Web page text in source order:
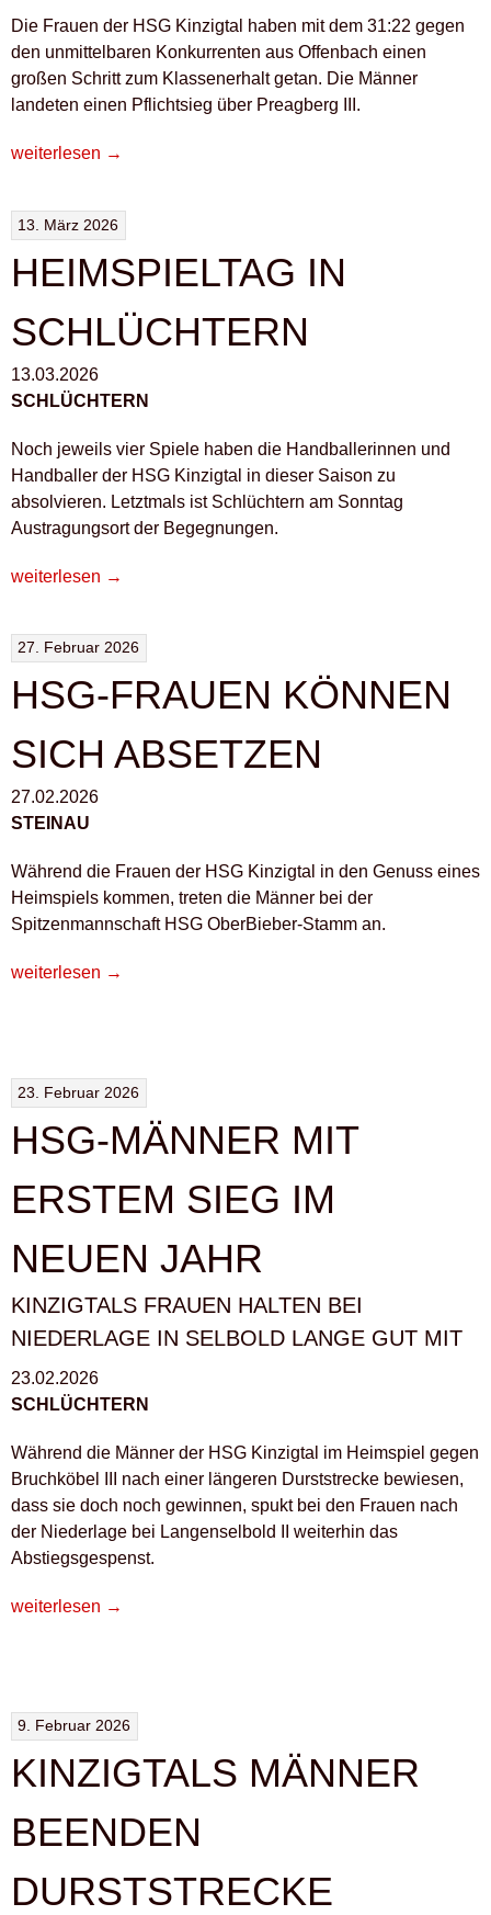
Die Frauen der HSG Kinzigtal haben mit dem 31:22 gegen
den unmittelbaren Konkurrenten aus Offenbach einen
großen Schritt zum Klassenerhalt getan. Die Männer
landeten einen Pflichtsieg über Preagberg III.
„HSG-
KLASSENERHALT
IMMER
NÄHER“
weiterlesen →
13. März 2026
HEIMSPIELTAG IN
SCHLÜCHTERN
13.03.2026
SCHLÜCHTERN
Noch jeweils vier Spiele haben die Handballerinnen und
Handballer der HSG Kinzigtal in dieser Saison zu
absolvieren. Letztmals ist Schlüchtern am Sonntag
Austragungsort der Begegnungen.
„HEIMSPIELTAG
weiterlesen →
27. Februar 2026
HSG-FRAUEN KÖNNEN
SICH ABSETZEN
27.02.2026
STEINAU
Während die Frauen der HSG Kinzigtal in den Genuss eines
Heimspiels kommen, treten die Männer bei der
Spitzenmannschaft HSG OberBieber-Stamm an.
„HSG-
ABSETZEN“
weiterlesen →
23. Februar 2026
HSG-MÄNNER MIT
ERSTEM SIEG IM
NEUEN JAHR
KINZIGTALS FRAUEN HALTEN BEI
NIEDERLAGE IN SELBOLD LANGE GUT MIT
23.02.2026
SCHLÜCHTERN
Während die Männer der HSG Kinzigtal im Heimspiel gegen
Bruchköbel III nach einer längeren Durststrecke bewiesen,
dass sie doch noch gewinnen, spukt bei den Frauen nach
der Niederlage bei Langenselbold II weiterhin das
Abstiegsgespenst.
„HSG-
SIEG
IM
NEUEN
JAHR“
weiterlesen →
9. Februar 2026
KINZIGTALS MÄNNER
BEENDEN
DURSTSTRECKE